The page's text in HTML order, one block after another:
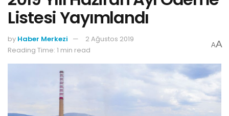
Listesi Yayımlandı
by Haber Merkezi
2 Ağustos 2019
Reading Time: 1 min read
AA